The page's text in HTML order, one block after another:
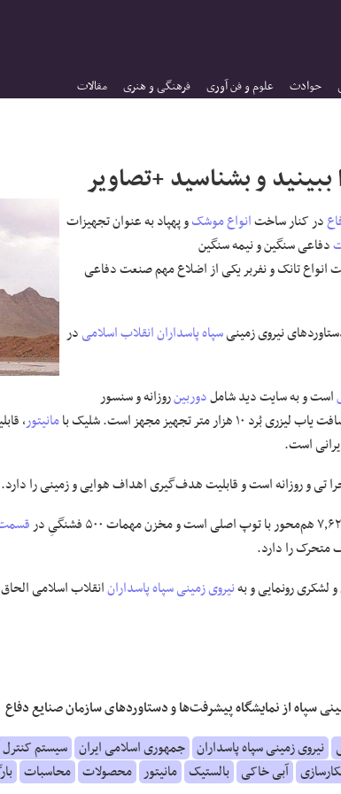
حوادث علوم و فن آوری فرهنگی و هنری مقالات
و بشناسید +تصاویر
در کنار ساختانواع موشکو پهپاد به عنوان تجهیزات
دفاعی سنگین و نیمه سنگین
تانک و نفربر یکی از اضلاع مهم صنعت دفاعی
سپاه پاسداران انقلاب اسلامیدر
است و به سایت دید شاملدوربینروزانه و سنسور
هزار متر تجهیز مجهز است. شلیک با مانیتور،
است.
تی و روزانه است و قابلیت هدف‌گیری اهداف هوایی و زمینی را دارد.
قسمت
متحرک را دارد.
نیروی زمینی سپاه پاسدارانانقلاب اسلامی
سپاه از نمایشگاه پیشرفت‌ها و دستاورد‌های سازمان صنایع دفاع
نیروی زمینی سپاه پاسداران جمهوری اسلامی ایران سیستم
آبی خاکی بالستیک مانیتور محصولات محاسبات